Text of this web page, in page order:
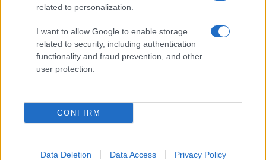
related to personalization.
I want to allow Google to enable storage
related to security, including authentication
functionality and fraud prevention, and other
user protection.
CONFIRM
Data Deletion Data Access Privacy Policy
Arzachena
Incidente a Baia Sardinia, scontro tra auto e